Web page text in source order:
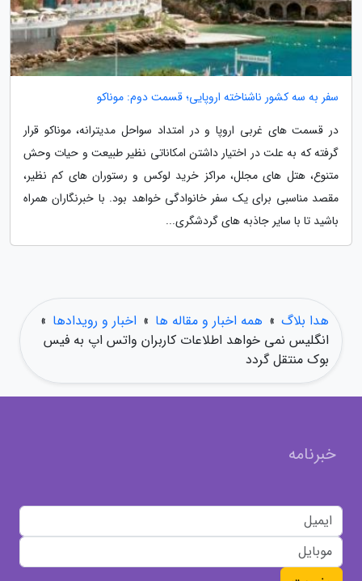
سفر به سه کشور ناشناخته اروپایی؛ قسمت دوم: موناکو
در قسمت های غربی اروپا و در امتداد سواحل مدیترانه، موناکو قرار
گرفته که به علت در اختیار داشتن امکاناتی نظیر طبیعت و حیات وحش
متنوع، هتل های مجلل، مراکز خرید لوکس و رستوران های کم نظیر،
مقصد مناسبی برای یک سفر خانوادگی خواهد بود. با خبرنگاران همراه
باشید تا با سایر جاذبه های گردشگری...
هدا بلاگ » همه اخبار و مقاله ها » اخبار و رویدادها »
انگلیس نمی خواهد اطلاعات کاربران واتس اپ به فیس
بوک منتقل گردد
خبرنامه